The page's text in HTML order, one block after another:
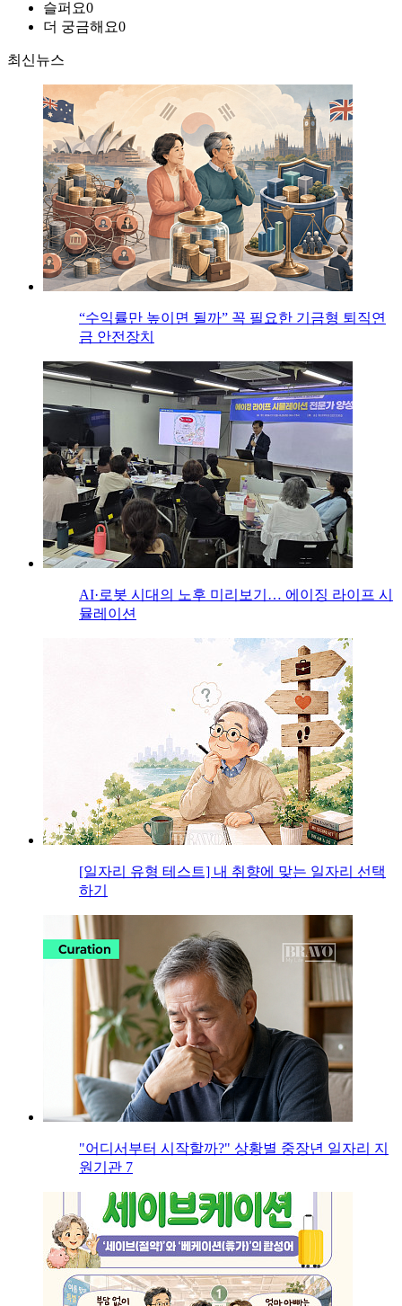
슬퍼요0
더 궁금해요0
최신뉴스
“수익률만 높이면 될까” 꼭 필요한 기금형 퇴직연
금 안전장치
AI·로봇 시대의 노후 미리보기… 에이징 라이프 시
뮬레이션
[일자리 유형 테스트] 내 취향에 맞는 일자리 선택
하기
"어디서부터 시작할까?" 상황별 중장년 일자리 지
원기관 7